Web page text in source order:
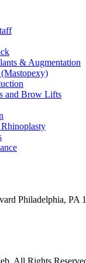
& Augmentation
and Brow Lifts
Philadelphia, PA